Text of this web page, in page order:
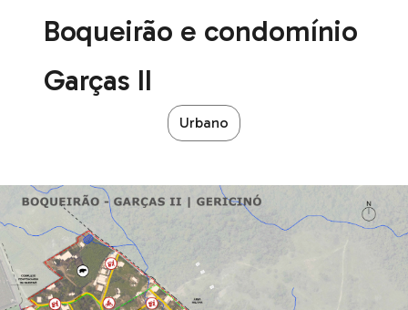
Boqueirão e condomínio
Garças II
Urbano